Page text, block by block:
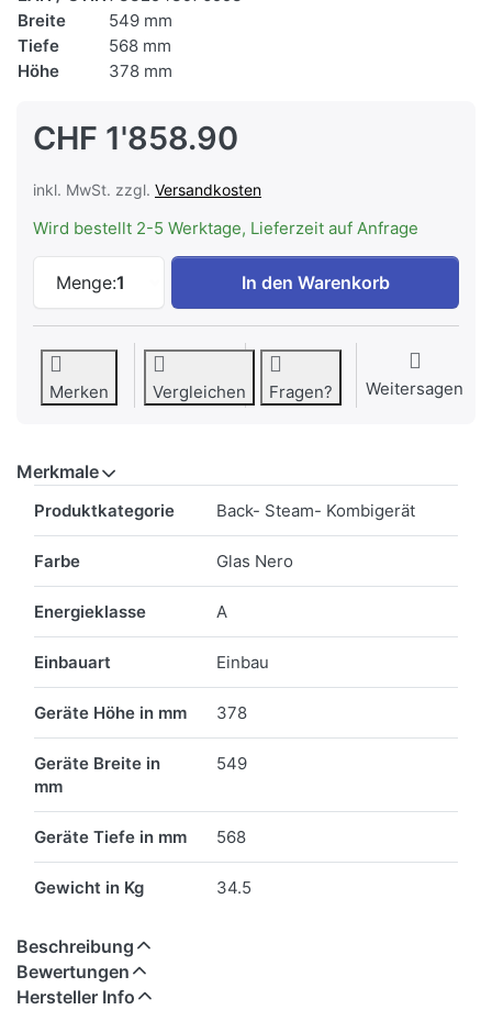
Breite
549 mm
Tiefe
568 mm
Höhe
378 mm
CHF 1'858.90
inkl. MwSt. zzgl. Versandkosten
Wird bestellt 2-5 Werktage, Lieferzeit auf Anfrage
Menge:1
Electrolux EB3GL7KSP Kompakt-Steam
In den Warenkorb
Merken Vergleichen Fragen? Weitersagen
Merkmale
Produktkategorie Back- Steam- Kombigerät
Farbe Glas Nero
Energieklasse A
Einbauart Einbau
Geräte Höhe in mm 378
Geräte Breite in
mm
549
Geräte Tiefe in mm 568
Gewicht in Kg 34.5
Beschreibung
Bewertungen
Hersteller Info